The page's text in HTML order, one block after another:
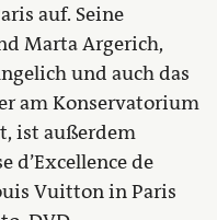
auf. Seine
Marta Argerich,
und auch das
am Konservatorium
ist außerdem
d’Excellence de
Vuitton in Paris